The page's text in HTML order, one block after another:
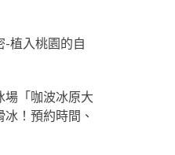
-植入桃園的自
場「咖波冰原大
！預約時間、